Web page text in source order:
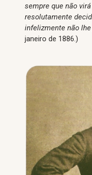
sempre que não
resolutamente
infelizmente não
janeiro de 1886.)